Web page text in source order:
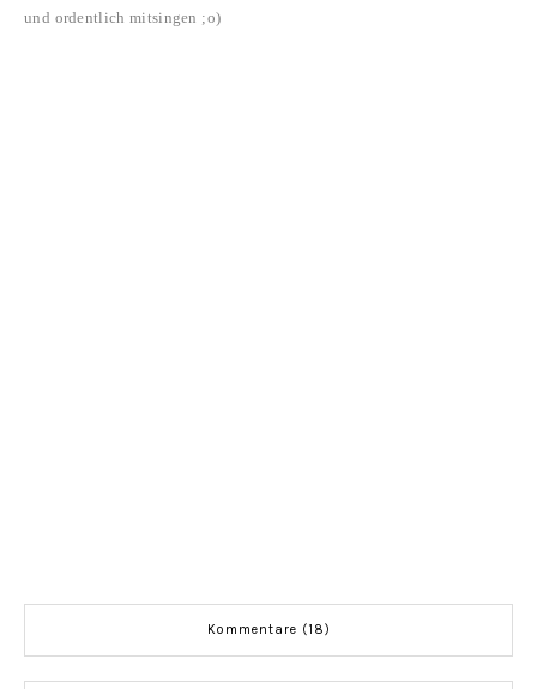
und ordentlich mitsingen ;o)
Kommentare (18)